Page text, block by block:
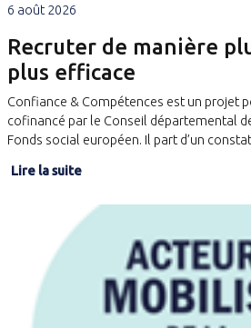
6 août 2026
Recruter de manière
plus efficace
Confiance & Compétences est un projet
cofinancé par le Conseil départemental
Fonds social européen. Il part d’un
Lire la suite